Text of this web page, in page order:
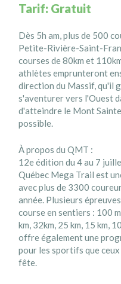
Tarif: Gratuit
Dès 5h am, plus de 500
Petite-Rivière-Saint-
courses de 80km et
athlètes emprunteront
direction du Massif, qu'il
s'aventurer vers l'Ouest
d'atteindre le Mont
possible.
À propos du QMT :
12e édition du 4 au 7
Québec Mega Trail est
avec plus de 3300
année. Plusieurs
course en sentiers : 100
km, 32km, 25 km, 15 km,
offre également une
pour les sportifs que
fête.